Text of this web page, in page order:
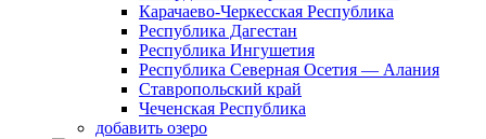
Карачаево-Черкесская Республика
Республика Дагестан
Республика Ингушетия
Республика Северная Осетия — Алания
Ставропольский край
Чеченская Республика
добавить озеро